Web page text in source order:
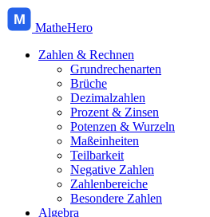
M
MatheHero
Zahlen & Rechnen
Grundrechenarten
Brüche
Dezimalzahlen
Prozent & Zinsen
Potenzen & Wurzeln
Maßeinheiten
Teilbarkeit
Negative Zahlen
Zahlenbereiche
Besondere Zahlen
Algebra